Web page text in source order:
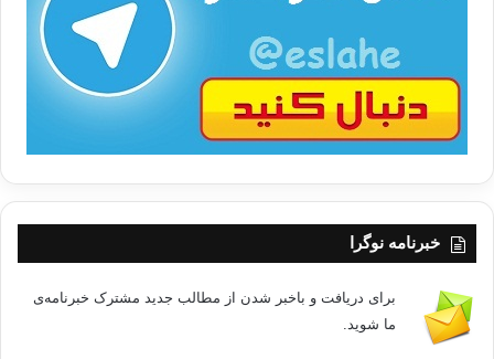
خبرنامه نوگرا
برای دریافت و باخبر شدن از مطالب جدید مشترک خبرنامه‌ی
ما شوید.